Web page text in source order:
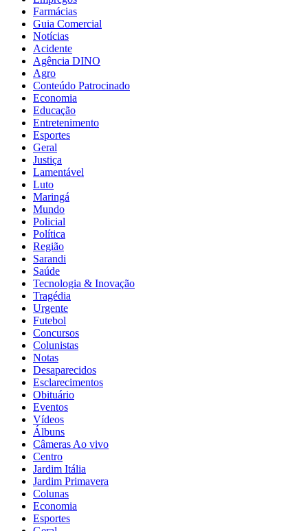
Farmácias
Guia Comercial
Notícias
Acidente
Agência DINO
Agro
Conteúdo Patrocinado
Economia
Educação
Entretenimento
Esportes
Geral
Justiça
Lamentável
Luto
Maringá
Mundo
Policial
Política
Região
Sarandi
Saúde
Tecnologia & Inovação
Tragédia
Urgente
Futebol
Concursos
Colunistas
Notas
Desaparecidos
Esclarecimentos
Obituário
Eventos
Vídeos
Álbuns
Câmeras Ao vivo
Centro
Jardim Itália
Jardim Primavera
Colunas
Economia
Esportes